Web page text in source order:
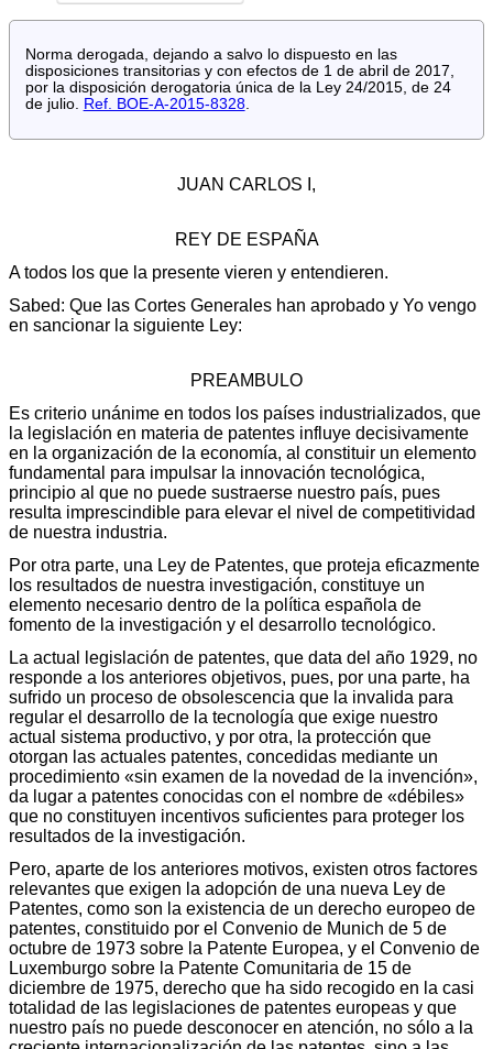
Norma derogada, dejando a salvo lo dispuesto en las
disposiciones transitorias y con efectos de 1 de abril de 2017,
por la disposición derogatoria única de la Ley 24/2015, de 24
de julio. Ref. BOE-A-2015-8328.
JUAN CARLOS I,
REY DE ESPAÑA
A todos los que la presente vieren y entendieren.
Sabed: Que las Cortes Generales han aprobado y Yo vengo
en sancionar la siguiente Ley:
PREAMBULO
Es criterio unánime en todos los países industrializados, que
la legislación en materia de patentes influye decisivamente
en la organización de la economía, al constituir un elemento
fundamental para impulsar la innovación tecnológica,
principio al que no puede sustraerse nuestro país, pues
resulta imprescindible para elevar el nivel de competitividad
de nuestra industria.
Por otra parte, una Ley de Patentes, que proteja eficazmente
los resultados de nuestra investigación, constituye un
elemento necesario dentro de la política española de
fomento de la investigación y el desarrollo tecnológico.
La actual legislación de patentes, que data del año 1929, no
responde a los anteriores objetivos, pues, por una parte, ha
sufrido un proceso de obsolescencia que la invalida para
regular el desarrollo de la tecnología que exige nuestro
actual sistema productivo, y por otra, la protección que
otorgan las actuales patentes, concedidas mediante un
procedimiento «sin examen de la novedad de la invención»,
da lugar a patentes conocidas con el nombre de «débiles»
que no constituyen incentivos suficientes para proteger los
resultados de la investigación.
Pero, aparte de los anteriores motivos, existen otros factores
relevantes que exigen la adopción de una nueva Ley de
Patentes, como son la existencia de un derecho europeo de
patentes, constituido por el Convenio de Munich de 5 de
octubre de 1973 sobre la Patente Europea, y el Convenio de
Luxemburgo sobre la Patente Comunitaria de 15 de
diciembre de 1975, derecho que ha sido recogido en la casi
totalidad de las legislaciones de patentes europeas y que
nuestro país no puede desconocer en atención, no sólo a la